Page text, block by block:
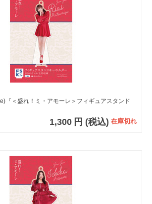
『＜盛れ！ミ・アモーレ＞フィギュアスタンド
1,300 円 (税込) 在庫切れ